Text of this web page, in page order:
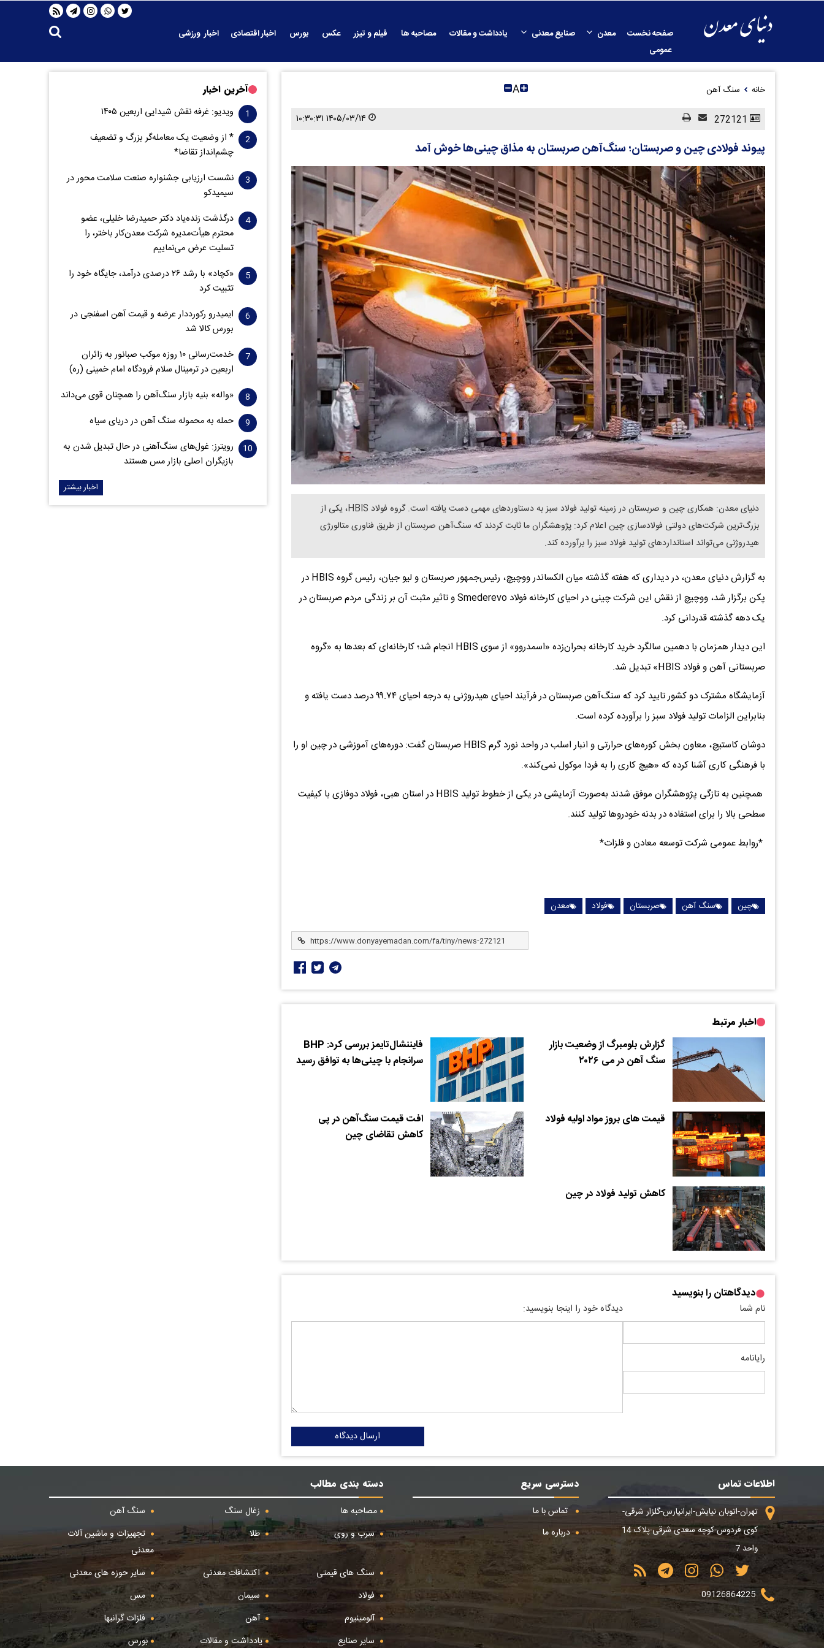
صفحه نخست معدن صنایع معدنی یادداشت و مقالات مصاحبه ها فیلم و تیزر عکس بورس اخبار اقتصادی
اخبار ورزشی
عمومی
خانه سنگ آهن A
۱۴۰۵/۰۳/۱۴ ۱۰:۳۰:۳۱
پیوند فولادی چین و صربستان؛ سنگ‌آهن صربستان به مذاق چینی‌ها خوش آمد
دنیای معدن: همکاری چین و صربستان در زمینه تولید فولاد سبز به دستاوردهای مهمی دست یافته است. گروه فولاد HBIS، یکی از
بزرگ‌ترین شرکت‌های دولتی فولادسازی چین اعلام کرد: پژوهشگران ما ثابت کردند که سنگ‌آهن صربستان از طریق فناوری متالورژی
هیدروژنی می‌تواند استانداردهای تولید فولاد سبز را برآورده کند.
به گزارش دنیای معدن، در دیداری که هفته گذشته میان الکساندر ووچیچ، رئیس‌جمهور صربستان و لیو جیان، رئیس گروه HBIS در
پکن برگزار شد، ووچیچ از نقش این شرکت چینی در احیای کارخانه فولاد Smederevo و تاثیر مثبت آن بر زندگی مردم صربستان در
یک دهه گذشته قدردانی کرد.
این دیدار همزمان با دهمین سالگرد خرید کارخانه بحران‌زده «اسمدروو» از سوی HBIS انجام شد؛ کارخانه‌ای که بعدها به «گروه
صربستانی آهن و فولاد HBIS» تبدیل شد.
آزمایشگاه مشترک دو کشور تایید کرد که سنگ‌آهن صربستان در فرآیند احیای هیدروژنی به درجه احیای ۹۹.۷۴ درصد دست یافته و
بنابراین الزامات تولید فولاد سبز را برآورده کرده است.
دوشان کاستیچ، معاون بخش کوره‌های حرارتی و انبار اسلب در واحد نورد گرم HBIS صربستان گفت: دوره‌های آموزشی در چین او را
با فرهنگی کاری آشنا کرده که «هیچ کاری را به فردا موکول نمی‌کند».
همچنین به تازگی پژوهشگران موفق شدند به‌صورت آزمایشی در یکی از خطوط تولید HBIS در استان هبی، فولاد دوفازی با کیفیت
سطحی بالا را برای استفاده در بدنه خودروها تولید کنند.
*روابط عمومی شرکت توسعه معادن و فلزات*
چین سنگ آهن صربستان فولاد معدن
اخبار مرتبط
گزارش بلومبرگ از وضعیت بازار
سنگ آهن در می ۲۰۲۶
فایننشال‌تایمز بررسی کرد‌: BHP
سرانجام با چینی‌ها به توافق رسید
قیمت های بروز مواد اولیه فولاد
افت قیمت سنگ‌آهن در پی
کاهش تقاضای چین
کاهش تولید فولاد در چین
دیدگاهتان را بنویسید
نام شما
رایانامه
دیدگاه خود را اینجا بنویسید:
ارسال دیدگاه
آخرین اخبار
ویدیو: غرفه نقش شیدایی اربعین ۱۴۰۵
* از وضعیت یک معامله‌گر بزرگ و تضعیف
چشم‌انداز تقاضا*
نشست ارزیابی جشنواره صنعت سلامت‌ محور در
سیمیدکو
درگذشت زنده‌یاد دکتر حمیدرضا خلیلی، عضو
محترم هیأت‌مدیره شرکت معدن‌کار باختر، را
تسلیت عرض می‌نماییم
«کچاد» با رشد ۲۶ درصدی درآمد، جایگاه خود را
تثبیت کرد
ایمیدرو رکورددار عرضه و قیمت آهن اسفنجی در
بورس کالا شد
خدمت‌رسانی ۱۰ روزه موکب صبانور به زائران
اربعین در ترمینال سلام فرودگاه امام خمینی (ره)
«واله» بنیه بازار سنگ‌آهن را همچنان قوی می‌داند
حمله به محموله سنگ آهن در دریای سیاه
رویترز: غول‌های سنگ‌آهنی‌ در حال تبدیل شدن به
بازیگران اصلی بازار مس هستند
اخبار بیشتر
اطلاعات تماس
تهران-اتوبان نیایش-ایرانپارس-گلزار شرقی-
کوی فردوس-کوچه سعدی شرقی-پلاک 14
واحد 7
09126864225
دسترسی سریع
تماس با ما
درباره ما
دسته بندی مطالب
مصاحبه ها
زغال سنگ
سنگ آهن
سرب و روی
طلا
تجهیزات و ماشین آلات
معدنی
سنگ های قیمتی
اکتشافات معدنی
سایر حوزه های معدنی
فولاد
سیمان
مس
آلومینیوم
آهن
فلزات گرانبها
سایر صنایع
یادداشت و مقالات بورس